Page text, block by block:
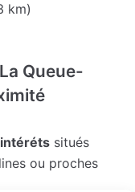
km)
Queue-
situés
ou proches